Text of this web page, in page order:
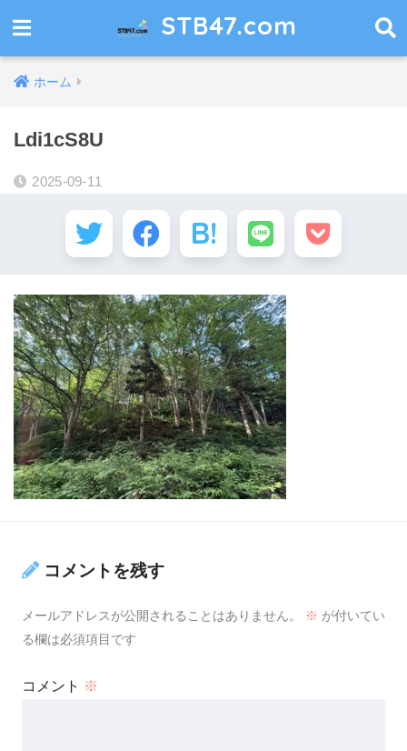
STB47.com
ホーム
Ldi1cS8U
2025-09-11
コメントを残す
メールアドレスが公開されることはありません。 ※ が付いてい
る欄は必須項目です
コメント ※